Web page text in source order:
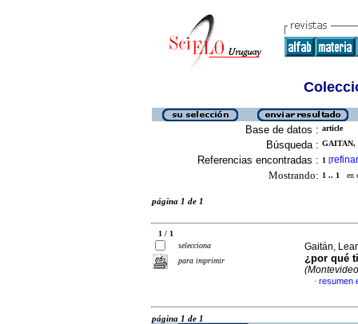
Base de datos : article
Búsqueda : GAITAN,
Referencias encontradas : 1 [refinar
Mostrando: 1 .. 1 en
página 1 de 1
1 / 1
selecciona
para imprimir
Gaitán,
¿por qué
· resumen
página 1 de 1